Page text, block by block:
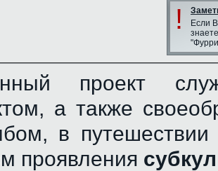
!
Если
проект
а также
в
проявления